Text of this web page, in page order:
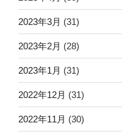
2023年3月 (31)
2023年2月 (28)
2023年1月 (31)
2022年12月 (31)
2022年11月 (30)